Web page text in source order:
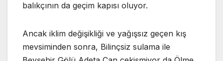
balıkçının da geçim kapısı oluyor.
Ancak iklim değişikliği ve yağışsız geçen kış
mevsiminden sonra, Bilinçsiz sulama ile